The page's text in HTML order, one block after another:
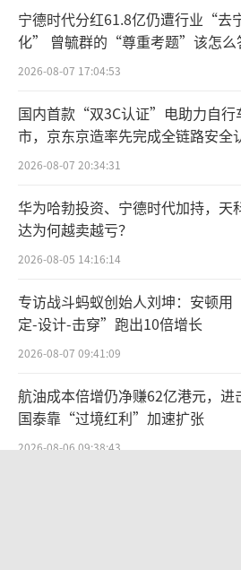
原因，维护保管状态一般。
此外，公告提到，因
公司建设围墙时依据的红
克公司建设围墙范围内的
地权属面积，超出部分面积
平方米），位于广汽菲克
拍卖及评估范围内，后续
产生其他费用，均由买受人
回顾广汽集团发展过
势”。燃油车时代，中国汽
相较海外老牌汽车工业国
术等均较薄弱，中国车企
宁德时代分红61.8亿仍遭行业“去
化” 曾毓群的“尊重考题”该怎么
2026-08-07 17:04:53
国内首款“双3C认证”电助力自行
市，京东京造率先完成全链路安全
2026-08-07 20:34:31
华为哈勃投资、宁德时代加持，天
达为何越卖越亏？
2026-08-05 14:16:14
专访战斗蚂蚁创始人刘坤：安顿
定-设计-击穿”跑出10倍增长
2026-08-07 09:41:09
航油成本倍增仍净赚62亿港元，进
国泰靠“过境红利”加速扩张
2026-08-06 09:38:43